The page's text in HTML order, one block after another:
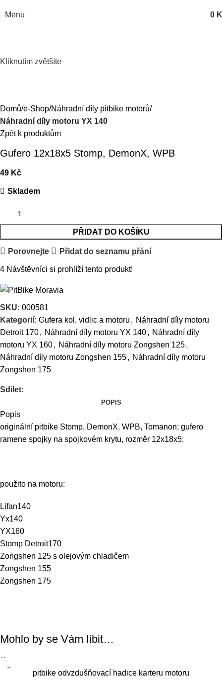
Menu 0
Kliknutím zvětšíte
Domů e-Shop Náhradní díly pitbike motorů
Náhradní díly motoru YX 140
Zpět k produktům
Gufero 12x18x5 Stomp, DemonX, WPB
49 Kč
Skladem
PŘIDAT DO KOŠÍKU
Porovnejte Přidat do seznamu přání
4 Návštěvníci si prohlíží tento produkt!
SKU: 000581
Kategorií: Gufera kol, vidlic a motoru , Náhradní díly motoru
Detroit 170, Náhradní díly motoru YX 140, Náhradní díly
motoru YX 160, Náhradní díly motoru Zongshen 125,
Náhradní díly motoru Zongshen 155, Náhradní díly motoru
Zongshen 175
Sdílet:
POPIS
Popis
originální pitbike Stomp, DemonX, WPB, Tomanon; gufero
ramene spojky na spojkovém krytu, rozměr 12x18x5;
použito na motoru:
Lifan140
Yx140
YX160
Stomp Detroit170
Zongshen 125 s olejovým chladičem
Zongshen 155
Zongshen 175
Mohlo by se Vám líbit…
pitbike odvzdušňovací hadice karteru motoru